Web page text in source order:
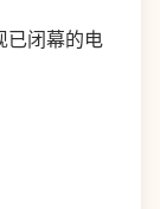
已闭幕的电